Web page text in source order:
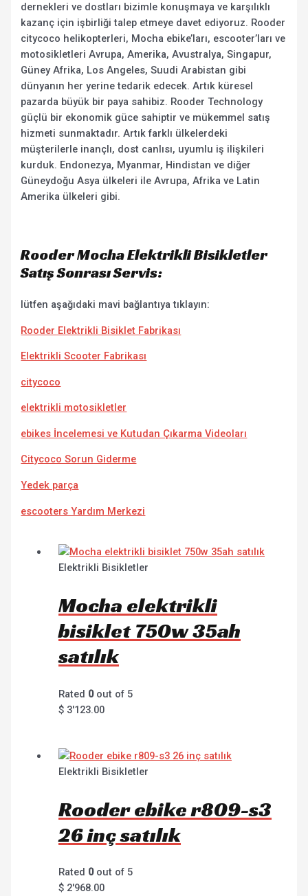
dernekleri ve dostları bizimle konuşmaya ve karşılıklı
kazanç için işbirliği talep etmeye davet ediyoruz. Rooder
citycoco helikopterleri, Mocha ebike’ları, escooter’ları ve
motosikletleri Avrupa, Amerika, Avustralya, Singapur,
Güney Afrika, Los Angeles, Suudi Arabistan gibi
dünyanın her yerine tedarik edecek. Artık küresel
pazarda büyük bir paya sahibiz. Rooder Technology
güçlü bir ekonomik güce sahiptir ve mükemmel satış
hizmeti sunmaktadır. Artık farklı ülkelerdeki
müşterilerle inançlı, dost canlısı, uyumlu iş ilişkileri
kurduk. Endonezya, Myanmar, Hindistan ve diğer
Güneydoğu Asya ülkeleri ile Avrupa, Afrika ve Latin
Amerika ülkeleri gibi.
Rooder Mocha Elektrikli Bisikletler
Satış Sonrası Servis:
lütfen aşağıdaki mavi bağlantıya tıklayın:
Rooder Elektrikli Bisiklet Fabrikası
Elektrikli Scooter Fabrikası
citycoco
elektrikli motosikletler
ebikes İncelemesi ve Kutudan Çıkarma Videoları
Citycoco Sorun Giderme
Yedek parça
escooters Yardım Merkezi
Elektrikli Bisikletler
Mocha elektrikli
bisiklet 750w 35ah
satılık
Rated 0out of 5
$ 3'123.00
Elektrikli Bisikletler
Rooder ebike r809-s3
26 inç satılık
Rated 0out of 5
$ 2'968.00